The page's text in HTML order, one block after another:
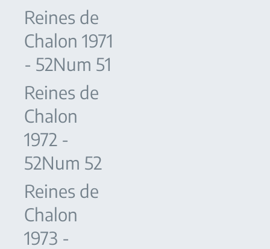
Reines de
Chalon 1971
- 52Num 51
Reines de
Chalon
1972 -
52Num 52
Reines de
Chalon
1973 -